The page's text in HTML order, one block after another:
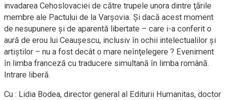
invadarea Cehoslovaciei de către trupele unora dintre ţările
membre ale Pactului de la Varşovia. Şi dacă acest moment
de nesupunere şi de aparentă libertate – care i-a conferit o
aură de erou lui Ceauşescu, inclusiv în ochii intelectualilor şi
artiştilor – nu a fost decât o mare neînţelegere ? Eveniment
în limba franceză cu traducere simultană în limba română.
Intrare liberă.
Cu : Lidia Bodea, director general al Editurii Humanitas, doctor